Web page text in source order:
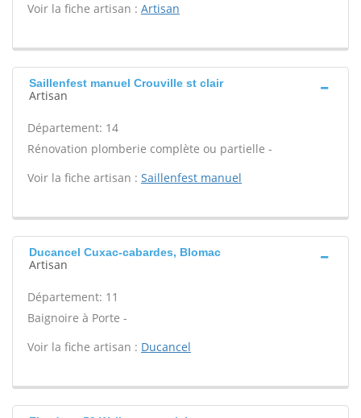
Voir la fiche artisan : Artisan
Saillenfest manuel Crouville st clair
Artisan
Département: 14
Rénovation plomberie complète ou partielle -
Voir la fiche artisan : Saillenfest manuel
Ducancel Cuxac-cabardes, Blomac
Artisan
Département: 11
Baignoire à Porte -
Voir la fiche artisan : Ducancel